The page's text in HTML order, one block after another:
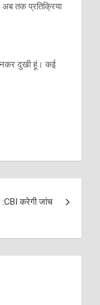
तक प्रतिक्रिया
दुखी हूं। कई
करेगी जांच